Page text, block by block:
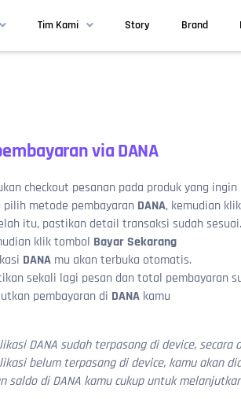
Tim Kami Story Brand
via DANA
checkout pesanan pada produk yang
pilih metode pembayaran DANA, kemudian klik
itu, pastikan detail transaksi sudah sesuai.
klik tombol Bayar Sekarang
DANA mu akan terbuka otomatis.
sekali lagi pesan dan total pembayaran
pembayaran di DANA kamu
DANA sudah terpasang di device,
belum terpasang di device, kamu akan
saldo di DANA kamu cukup untuk